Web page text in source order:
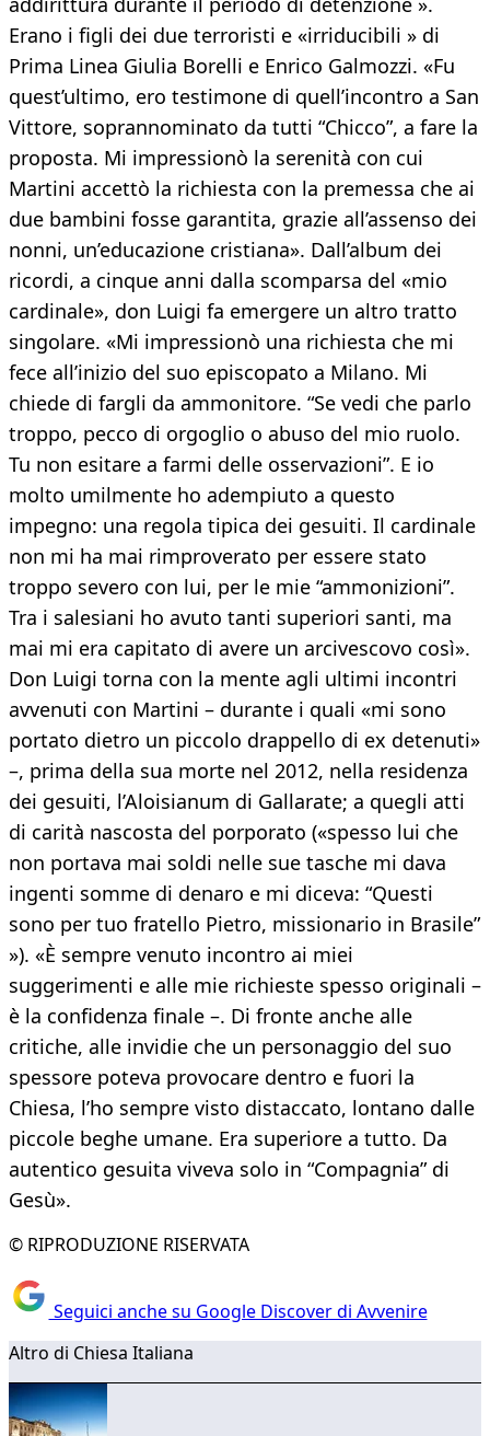
Erano i figli dei due terroristi e «irriducibili » di
Prima Linea Giulia Borelli e Enrico Galmozzi. «Fu
quest’ultimo, ero testimone di quell’incontro a San
Vittore, soprannominato da tutti “Chicco”, a fare la
proposta. Mi impressionò la serenità con cui
Martini accettò la richiesta con la premessa che ai
due bambini fosse garantita, grazie all’assenso dei
nonni, un’educazione cristiana». Dall’album dei
ricordi, a cinque anni dalla scomparsa del «mio
cardinale», don Luigi fa emergere un altro tratto
singolare. «Mi impressionò una richiesta che mi
fece all’inizio del suo episcopato a Milano. Mi
chiede di fargli da ammonitore. “Se vedi che parlo
troppo, pecco di orgoglio o abuso del mio ruolo.
Tu non esitare a farmi delle osservazioni”. E io
molto umilmente ho adempiuto a questo
impegno: una regola tipica dei gesuiti. Il cardinale
non mi ha mai rimproverato per essere stato
troppo severo con lui, per le mie “ammonizioni”.
Tra i salesiani ho avuto tanti superiori santi, ma
mai mi era capitato di avere un arcivescovo così».
Don Luigi torna con la mente agli ultimi incontri
avvenuti con Martini – durante i quali «mi sono
portato dietro un piccolo drappello di ex detenuti»
–, prima della sua morte nel 2012, nella residenza
dei gesuiti, l’Aloisianum di Gallarate; a quegli atti
di carità nascosta del porporato («spesso lui che
non portava mai soldi nelle sue tasche mi dava
ingenti somme di denaro e mi diceva: “Questi
sono per tuo fratello Pietro, missionario in Brasile”
»). «È sempre venuto incontro ai miei
suggerimenti e alle mie richieste spesso originali –
è la confidenza finale –. Di fronte anche alle
critiche, alle invidie che un personaggio del suo
spessore poteva provocare dentro e fuori la
Chiesa, l’ho sempre visto distaccato, lontano dalle
piccole beghe umane. Era superiore a tutto. Da
autentico gesuita viveva solo in “Compagnia” di
Gesù».
© RIPRODUZIONE RISERVATA
Seguici anche su Google Discover di Avvenire
Altro di Chiesa Italiana